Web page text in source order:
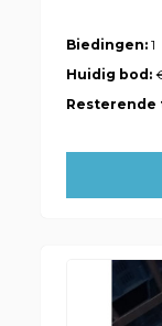
Biedingen: 1
Huidig bod:
Resterende